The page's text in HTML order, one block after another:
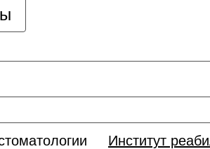
Институт